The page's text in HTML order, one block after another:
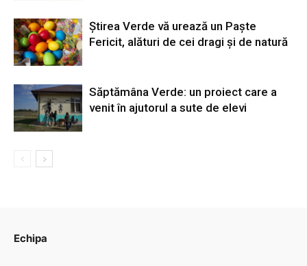
Știrea Verde vă urează un Paște
Fericit, alături de cei dragi și de natură
Săptămâna Verde: un proiect care a
venit în ajutorul a sute de elevi
Echipa